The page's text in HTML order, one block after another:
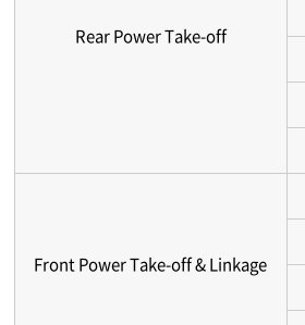
Rear Power Take-off
Front Power Take-off & Linkage